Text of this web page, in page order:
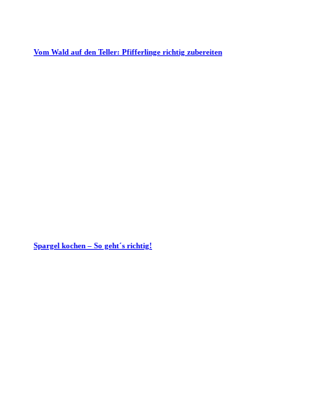
Vom Wald auf den Teller: Pfifferlinge richtig zubereiten
Spargel kochen – So geht´s richtig!